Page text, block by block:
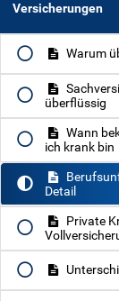
Versicherungen
Warum
überflüssig
Wann
ich krank bin
Detail
Private